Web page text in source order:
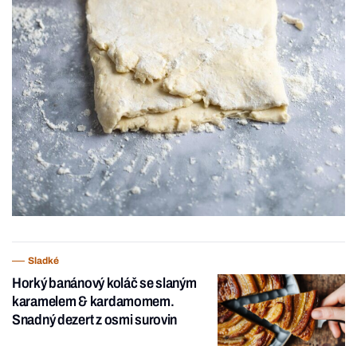
Sladké
Horký banánový koláč se slaným
karamelem & kardamomem.
Snadný dezert z osmi surovin